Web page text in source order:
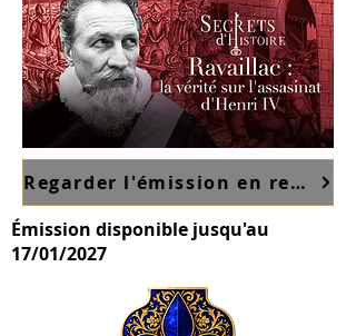
Regarder l'émission en replay sur France TV ici
Émission disponible jusqu'au
17/01/2027